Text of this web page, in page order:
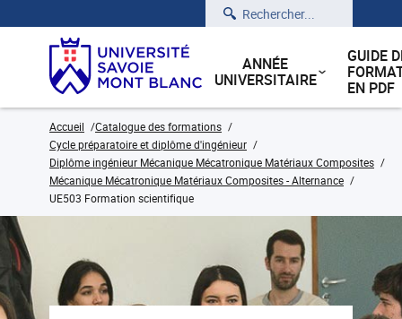
Rechercher
ANNÉE
UNIVERSITAIRE
GUIDE
EN PDF
Accueil
Catalogue des formations
Cycle préparatoire et diplôme d'ingénieur
Diplôme ingénieur Mécanique Mécatronique Matériaux Composites
Mécanique Mécatronique Matériaux Composites - Alternance
UE503 Formation scientifique